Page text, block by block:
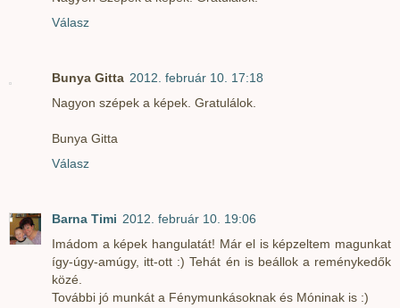
Válasz
Bunya Gitta 2012. február 10. 17:18
Nagyon szépek a képek. Gratulálok.
Bunya Gitta
Válasz
Barna Timi 2012. február 10. 19:06
Imádom a képek hangulatát! Már el is képzeltem magunkat
így-úgy-amúgy, itt-ott :) Tehát én is beállok a reménykedők
közé.
További jó munkát a Fénymunkásoknak és Móninak is :)